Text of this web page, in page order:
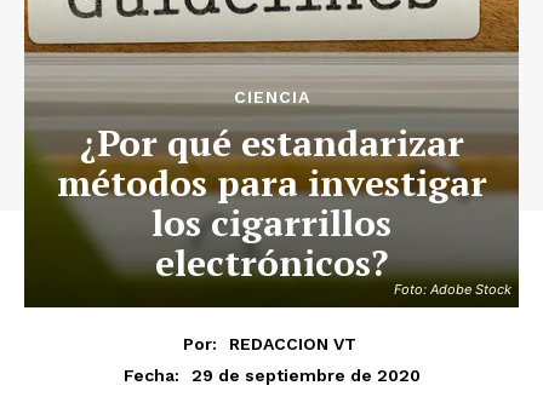
Foto: Adobe Stock
CIENCIA
¿Por qué estandarizar
métodos para investigar
los cigarrillos
electrónicos?
Por:
REDACCION VT
Fecha:
29 de septiembre de 2020